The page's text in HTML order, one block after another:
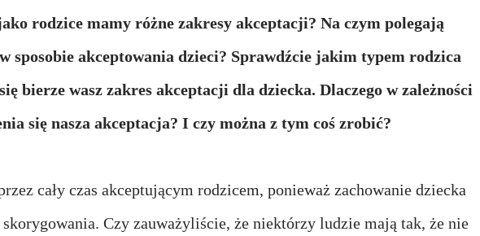
rodzice mamy różne zakresy akceptacji? Na czym polegają
sposobie akceptowania dzieci? Sprawdźcie jakim typem rodzica
bierze wasz zakres akceptacji dla dziecka. Dlaczego w zależności
się nasza akceptacja? I czy można z tym coś zrobić?
cały czas akceptującym rodzicem, ponieważ zachowanie dziecka
skorygowania. Czy zauważyliście, że niektórzy ludzie mają tak, że nie